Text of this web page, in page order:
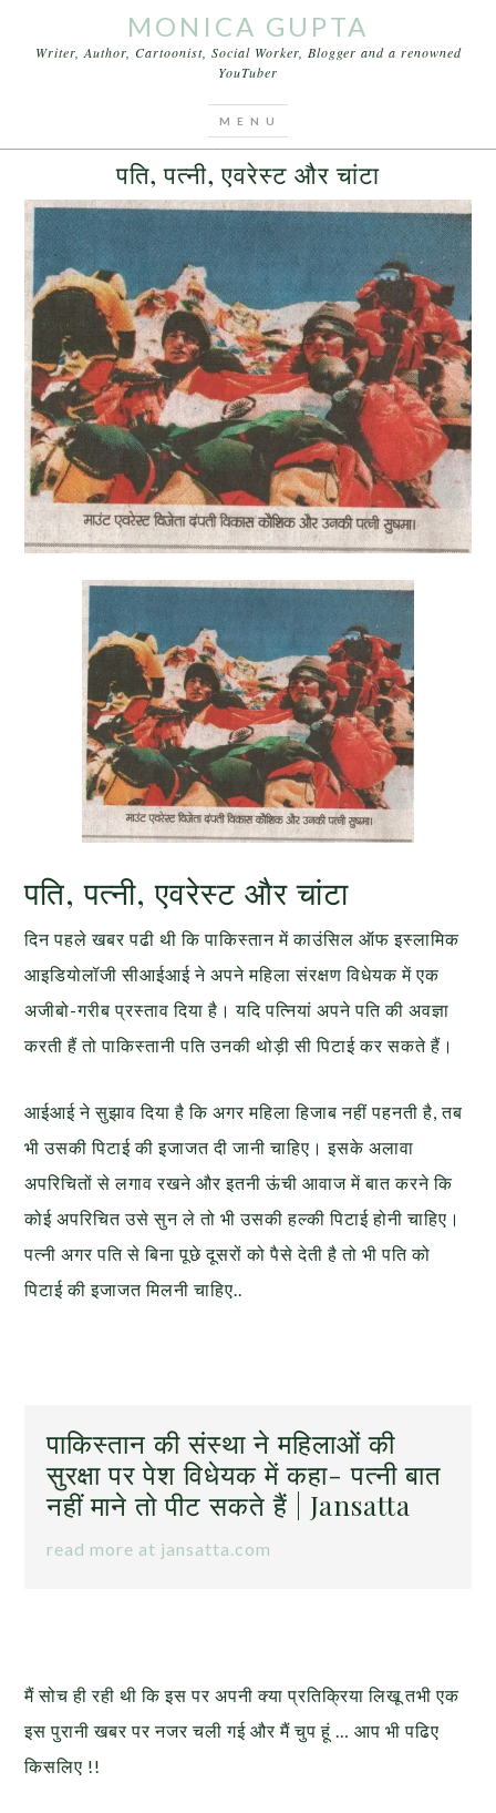
MONICA GUPTA
Writer, Author, Cartoonist, Social Worker, Blogger and a renowned
YouTuber
पति, पत्नी, एवरेस्ट और चांटा
पति, पत्नी, एवरेस्ट और चांटा
दिन पहले खबर पढी थी कि पाकिस्तान में काउंसिल ऑफ इस्लामिक
आइडियोलॉजी सीआईआई ने अपने महिला संरक्षण विधेयक में एक
अजीबो-गरीब प्रस्ताव दिया है। यदि पत्नियां अपने पति की अवज्ञा
करती हैं तो पाकिस्तानी पति उनकी थोड़ी सी पिटाई कर सकते हैं।
आईआई ने सुझाव दिया है कि अगर महिला हिजाब नहीं पहनती है, तब
भी उसकी पिटाई की इजाजत दी जानी चाहिए। इसके अलावा
अपरिचितों से लगाव रखने और इतनी ऊंची आवाज में बात करने कि
कोई अपरिचित उसे सुन ले तो भी उसकी हल्की पिटाई होनी चाहिए।
पत्नी अगर पति से बिना पूछे दूसरों को पैसे देती है तो भी पति को
पिटाई की इजाजत मिलनी चाहिए..
पाकिस्तान की संस्था ने महिलाओं की
सुरक्षा पर पेश विधेयक में कहा- पत्नी बात
नहीं माने तो पीट सकते हैं | Jansatta
read more at jansatta.com
मैं सोच ही रही थी कि इस पर अपनी क्या प्रतिक्रिया लिखू तभी एक
इस पुरानी खबर पर नजर चली गई और मैं चुप हूं … आप भी पढिए
किसलिए !!